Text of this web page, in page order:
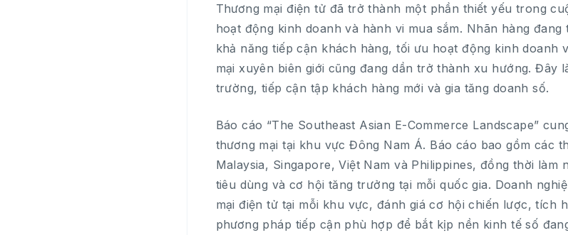
Thương mại điện tử đã trở thành một phần thiết yếu trong
hoạt động kinh doanh và hành vi mua sắm. Nhãn hàng
khả năng tiếp cận khách hàng, tối ưu hoạt động kinh doanh
mại xuyên biên giới cũng đang dần trở thành xu hướng. Đây
trường, tiếp cận tập khách hàng mới và gia tăng doanh số.
Báo cáo “The Southeast Asian E-Commerce Landscape”
thương mại tại khu vực Đông Nam Á. Báo cáo bao gồm các
Malaysia, Singapore, Việt Nam và Philippines, đồng thời
tiêu dùng và cơ hội tăng trưởng tại mỗi quốc gia. Doanh
mại điện tử tại mỗi khu vực, đánh giá cơ hội chiến lược, tích
phương pháp tiếp cận phù hợp để bắt kịp nền kinh tế số